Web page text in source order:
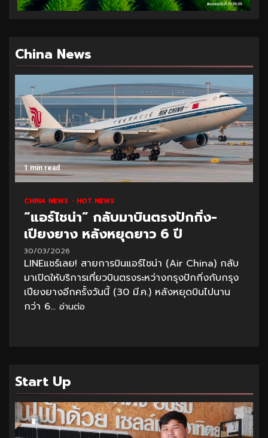
China News
1 min read
CHINA NEWS HOT NEWS
“แอร์ไชน่า” กลับมาบินตรงปักกิ่ง-
เปียงยาง หลังหยุดยาว 6 ปี
30/03/2026
LINEแชร์เลย! สายการบินแอร์ไชน่า (Air China) กลับ
มาเปิดให้บริการเที่ยวบินตรงระหว่างกรุงปักกิ่งกับกรุง
เปียงยางอีกครั้งวันนี้ (30 มี.ค.) หลังหยุดบินไปนาน
กว่า 6... อ่านต่อ
Start Up